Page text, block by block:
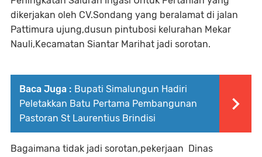
dikerjakan oleh CV.Sondang yang beralamat di jalan
Pattimura ujung,dusun pintubosi kelurahan Mekar
Nauli,Kecamatan Siantar Marihat jadi sorotan.
Baca Juga : Bupati Simalungun Hadiri
Peletakkan Batu Pertama Pembangunan
Pastoran St Laurentius Brindisi
Bagaimana tidak jadi sorotan,pekerjaan Dinas